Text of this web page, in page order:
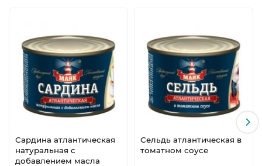
Сардина атлантическая
натуральная с
добавлением масла
Сельдь атлантическая в
томатном соусе